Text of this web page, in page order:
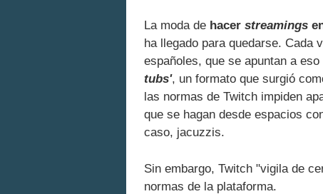
La moda de hacer streamings
ha llegado para quedarse. Cada
españoles, que se apuntan a
tubs', un formato que surgió
las normas de Twitch impiden
que se hagan desde espacios
caso, jacuzzis.
Sin embargo, Twitch "vigila de
normas de la plataforma.